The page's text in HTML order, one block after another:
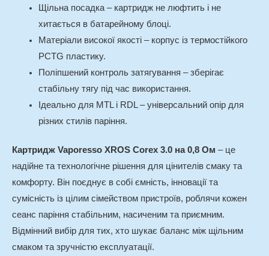
Щільна посадка – картридж не люфтить і не
хитається в батарейному блоці.
Матеріали високої якості – корпус із термостійкого
PCTG пластику.
Поліпшений контроль затягування – зберігає
стабільну тягу під час використання.
Ідеально для MTL і RDL – універсальний опір для
різних стилів паріння.
Картридж Vaporesso XROS Corex 3.0 на 0,8 Ом – це
надійне та технологічне рішення для цінителів смаку та
комфорту. Він поєднує в собі ємність, інновації та
сумісність із цілим сімейством пристроїв, роблячи кожен
сеанс паріння стабільним, насиченим та приємним.
Відмінний вибір для тих, хто шукає баланс між щільним
смаком та зручністю експлуатації.